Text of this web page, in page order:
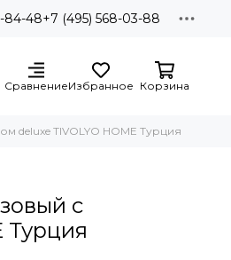
84-48+7 (495) 568-03-88
СравнениеИзбранное Корзина
deluxe TIVOLYO HOME Турция
с
Турция